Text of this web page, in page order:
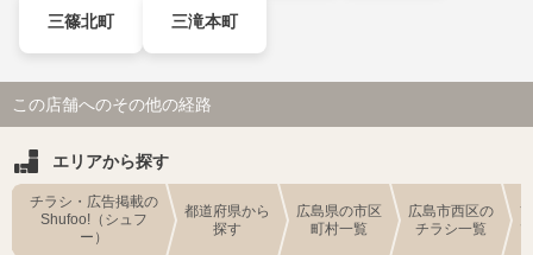
三篠北町 三滝本町
この店舗へのその他の経路
エリアから探す
チラシ・広告掲載の
Shufoo!（シュフ
ー）
都道府県から
探す
広島県の市区
町村一覧
広島市西区の
チラシ一覧